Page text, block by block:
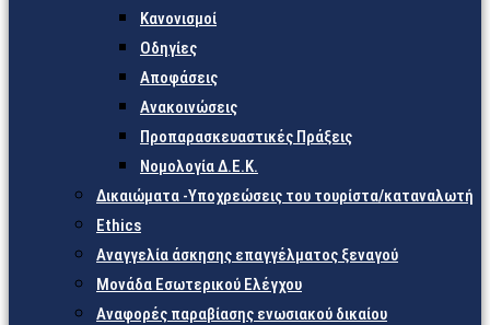
Κανονισμοί
Οδηγίες
Αποφάσεις
Ανακοινώσεις
Προπαρασκευαστικές Πράξεις
Νομολογία Δ.Ε.Κ.
Δικαιώματα -Υποχρεώσεις του τουρίστα/καταναλωτή
Ethics
Αναγγελία άσκησης επαγγέλματος ξεναγού
Μονάδα Εσωτερικού Ελέγχου
Αναφορές παραβίασης ενωσιακού δικαίου